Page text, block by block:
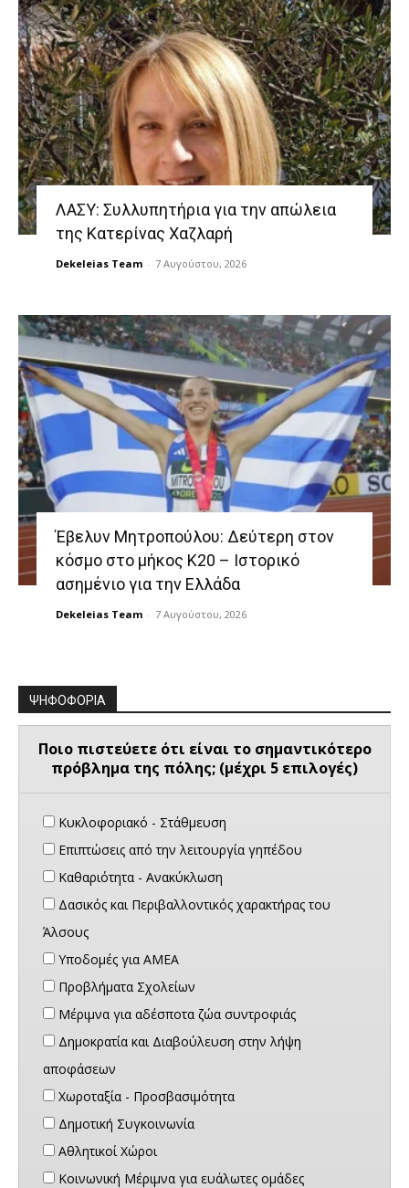
ΛΑΣΥ: Συλλυπητήρια για την απώλεια
της Κατερίνας Χαζλαρή
Dekeleias Team - 7 Αυγούστου, 2026
Έβελυν Μητροπούλου: Δεύτερη στον
κόσμο στο μήκος Κ20 – Ιστορικό
ασημένιο για την Ελλάδα
Dekeleias Team - 7 Αυγούστου, 2026
ΨΗΦΟΦΟΡΙΑ
Ποιο πιστεύετε ότι είναι το σημαντικότερο
πρόβλημα της πόλης; (μέχρι 5 επιλογές)
Κυκλοφοριακό - Στάθμευση
Επιπτώσεις από την λειτουργία γηπέδου
Καθαριότητα - Ανακύκλωση
Δασικός και Περιβαλλοντικός χαρακτήρας του
Άλσους
Υποδομές για ΑΜΕΑ
Προβλήματα Σχολείων
Μέριμνα για αδέσποτα ζώα συντροφιάς
Δημοκρατία και Διαβούλευση στην λήψη
αποφάσεων
Χωροταξία - Προσβασιμότητα
Δημοτική Συγκοινωνία
Αθλητικοί Χώροι
Κοινωνική Μέριμνα για ευάλωτες ομάδες